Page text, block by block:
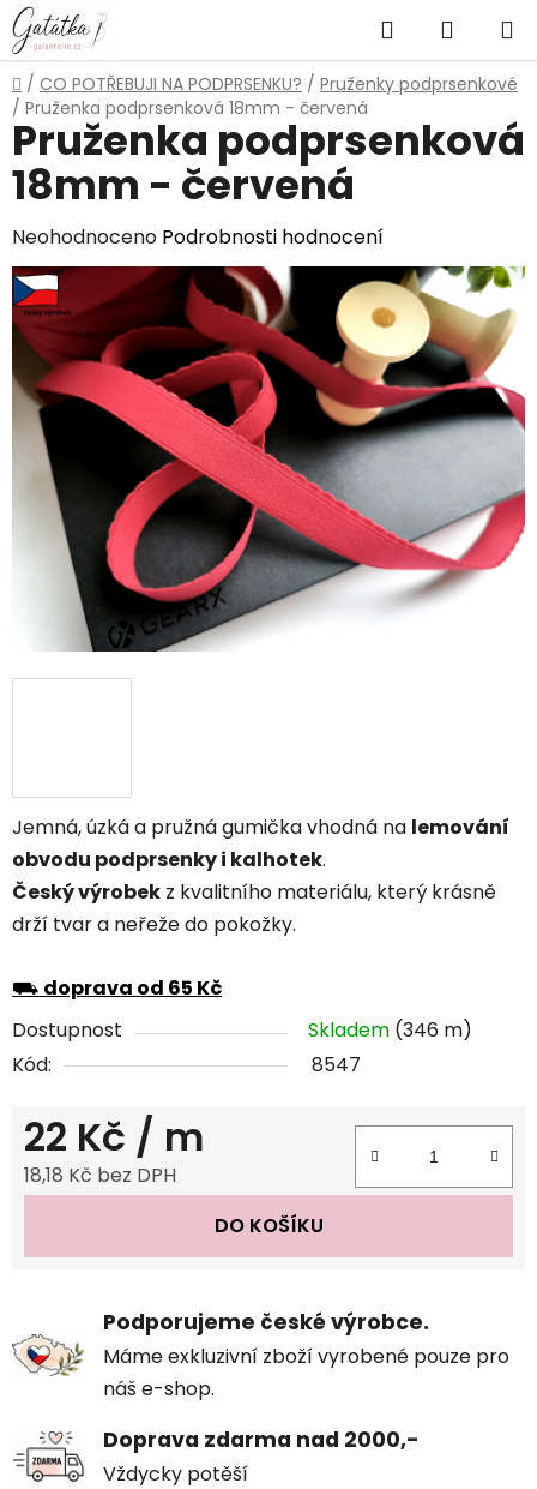
Přejít
na
obsah
Hledat
KOŠÍK
Domů
/ CO POTŘEBUJI NA PODPRSENKU? / Pruženky podprsenkové
/ Pruženka podprsenková 18mm - červená
Jemná, úzká a pružná gumička vhodná na lemování
obvodu podprsenky i kalhotek.
Český výrobek z kvalitního materiálu, který krásně
drží tvar a neřeže do pokožky.
⛟ doprava od 65 Kč
Dostupnost
Skladem (346 m)
Kód:
8547
22 Kč / m
18,18 Kč bez DPH
DO KOŠÍKU
Pruženka podprsenková
18mm - červená
Průměrné
hodnocení
produktu
je
0,0
z
5
hvězdiček.
Neohodnoceno Podrobnosti hodnocení
Podporujeme české výrobce.
Máme exkluzivní zboží vyrobené pouze pro
náš e-shop.
Doprava zdarma nad 2000,-
Vždycky potěší